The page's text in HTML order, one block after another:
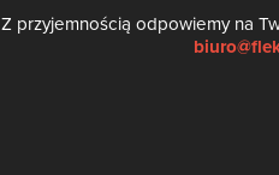
Z przyjemnością odpowiemy na